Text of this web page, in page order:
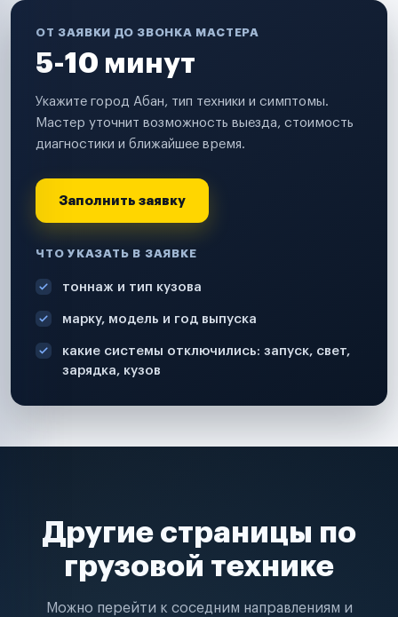
ОТ ЗАЯВКИ ДО ЗВОНКА МАСТЕРА
5-10 минут
Укажите город Абан, тип техники и симптомы.
Мастер уточнит возможность выезда, стоимость
диагностики и ближайшее время.
Заполнить заявку
ЧТО УКАЗАТЬ В ЗАЯВКЕ
тоннаж и тип кузова
марку, модель и год выпуска
какие системы отключились: запуск, свет,
зарядка, кузов
Другие страницы по
грузовой технике
Можно перейти к соседним направлениям и